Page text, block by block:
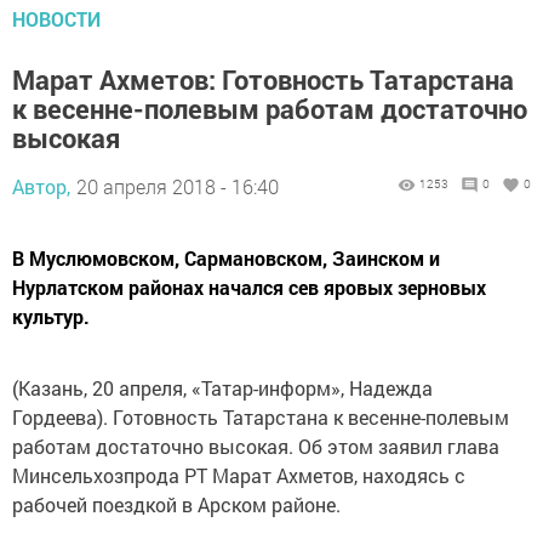
НОВОСТИ
Марат Ахметов: Готовность Татарстана
к весенне-полевым работам достаточно
высокая
Автор, 20 апреля 2018 - 16:40 1253 0 0
В Муслюмовском, Сармановском, Заинском и
Нурлатском районах начался сев яровых зерновых
культур.
(Казань, 20 апреля, «Татар-информ», Надежда
Гордеева). Готовность Татарстана к весенне-полевым
работам достаточно высокая. Об этом заявил глава
Минсельхозпрода РТ Марат Ахметов, находясь с
рабочей поездкой в Арском районе.